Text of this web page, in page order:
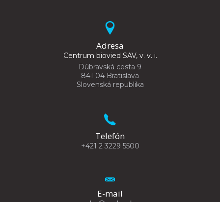
Adresa
Centrum biovied SAV, v. v. i.
Dúbravská cesta 9
841 04 Bratislava
Slovenská republika
Telefón
+421 2 3229 5500
E-mail